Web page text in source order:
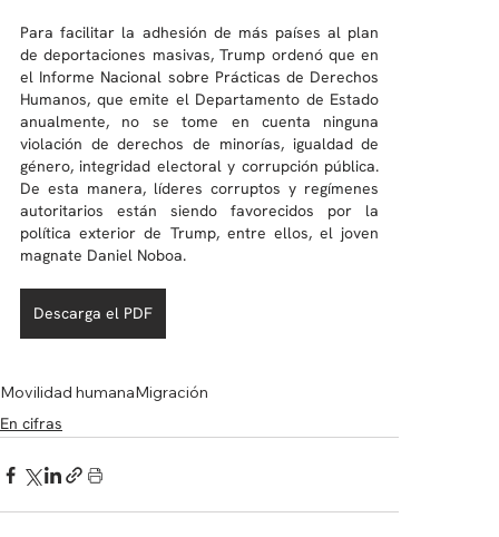
Para facilitar la adhesión de más países al plan
de deportaciones masivas, Trump ordenó que en
el Informe Nacional sobre Prácticas de Derechos
Humanos, que emite el Departamento de Estado
anualmente, no se tome en cuenta ninguna
violación de derechos de minorías, igualdad de
género, integridad electoral y corrupción pública.
De esta manera, líderes corruptos y regímenes
autoritarios están siendo favorecidos por la
política exterior de Trump, entre ellos, el joven
magnate Daniel Noboa.
Descarga el PDF
Movilidad humanaMigración
En cifras